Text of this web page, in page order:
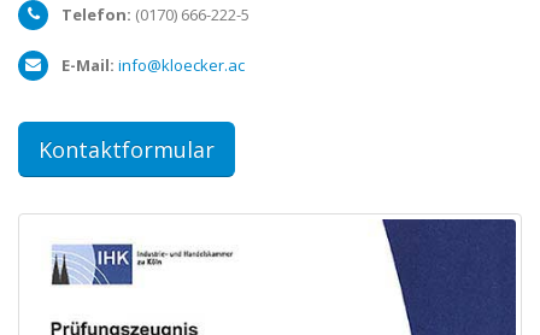
Telefon: (0170) 666-222-5
E-Mail: info@kloecker.ac
Kontaktformular